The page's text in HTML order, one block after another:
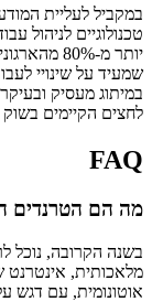
במקביל לעליית
טכנולוגיים לניהול
יותר מ-
שמעיד על שינויי
במיתוג מעסיק
לחצים הקיימים בשוק
FAQ
מה הם הטרנדים
בשנה הקרובה, נוכל
אוטונומית, עם דגש